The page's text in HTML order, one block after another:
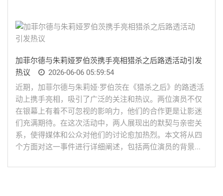
加菲尔德与朱莉娅罗伯茨携手亮相猎杀之后路透活动引发
热议
2026-06-06 05:59:54
近期，加菲尔德与朱莉娅·罗伯茨在《猎杀之后》的路透活
动上携手亮相，吸引了广泛的关注和热议。两位演员不仅
在银幕上有着不可忽视的影响力，他们的合作更是让影迷
们充满期待。在这次活动中，两人展现出的默契与亲密关
系，使得媒体和公众对他们的讨论愈加热烈。本文将从四
个方面对这一事件进行详细阐述，包括两位演员的背景...